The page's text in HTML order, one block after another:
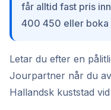
får alltid fast pris
400 450 eller boka
Letar du efter en
Jourpartner når du
Hallandsk kuststad